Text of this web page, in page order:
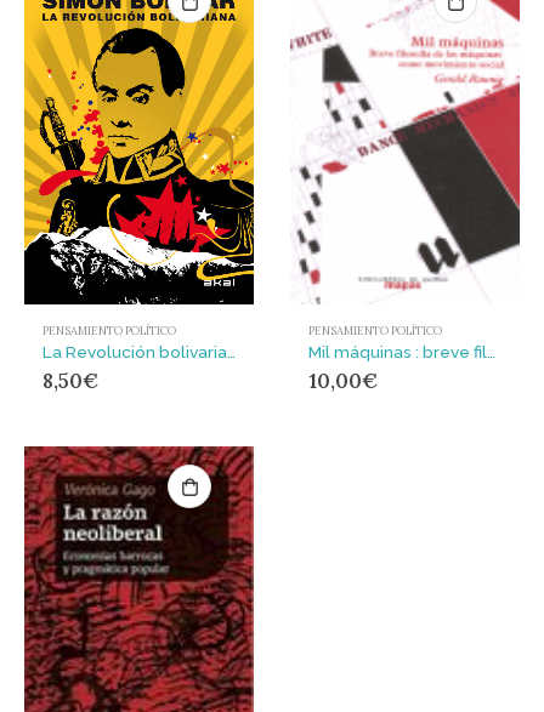
PENSAMIENTO POLÍTICO
8,50€
PENSAMIENTO POLÍTICO
Mil máquinas : breve filosofía de las máquinas como movimiento social
10,00€